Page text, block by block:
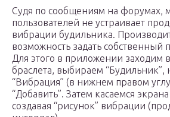
Судя по сообщениям на форумах,
пользователей не устраивает
вибрации будильника.
возможность задать
Для этого в приложении заходим
браслета, выбираем
“Вибрация” (в нижнем правом
“Добавить”. Затем касаемся
создавая “рисунок” вибрации